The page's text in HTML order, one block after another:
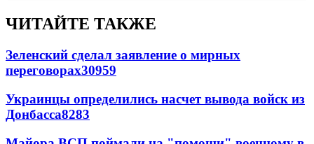
ЧИТАЙТЕ ТАКЖЕ
Зеленский сделал заявление о мирных
переговорах30959
Украинцы определились насчет вывода войск из
Донбасса8283